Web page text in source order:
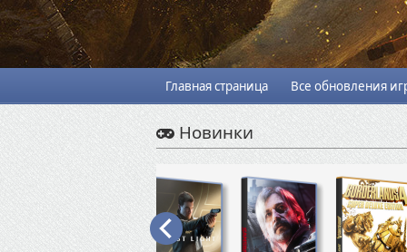
Главная страница Все обновления
Новинки